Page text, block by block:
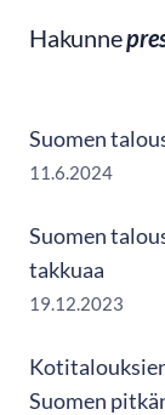
Hakunne
Suomen
11.6.2024
Suomen
takkuaa
19.12.2023
Suomen